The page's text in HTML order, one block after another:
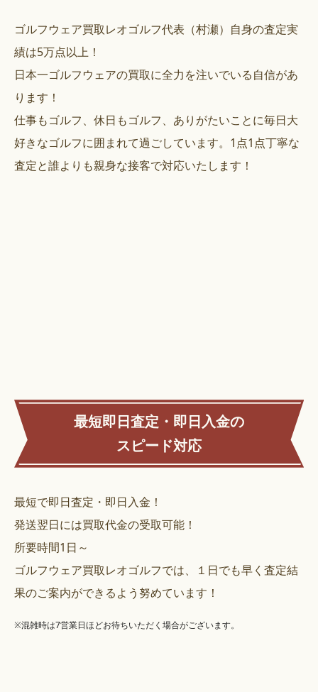
ゴルフウェア買取レオゴルフ代表（村瀬）自身の査定実
績は5万点以上！
日本一ゴルフウェアの買取に全力を注いでいる自信があ
ります！
仕事もゴルフ、休日もゴルフ、ありがたいことに毎日大
好きなゴルフに囲まれて過ごしています。1点1点丁寧な
査定と誰よりも親身な接客で対応いたします！
最短即日査定・即日入金の
スピード対応
最短で即日査定・即日入金！
発送翌日には買取代金の受取可能！
所要時間1日～
ゴルフウェア買取レオゴルフでは、１日でも早く査定結
果のご案内ができるよう努めています！
※混雑時は7営業日ほどお待ちいただく場合がございます。